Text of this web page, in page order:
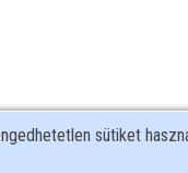
sütiket